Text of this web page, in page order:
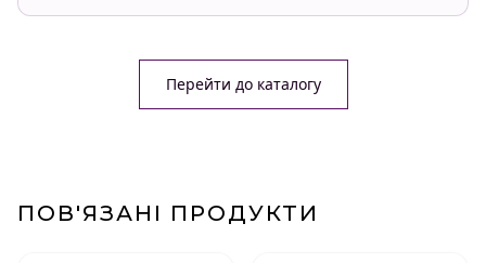
Перейти до каталогу
ПОВ'ЯЗАНІ ПРОДУКТИ